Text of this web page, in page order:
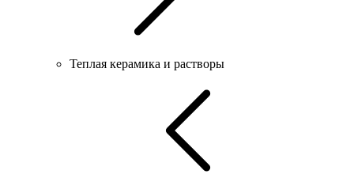
Теплая керамика и растворы